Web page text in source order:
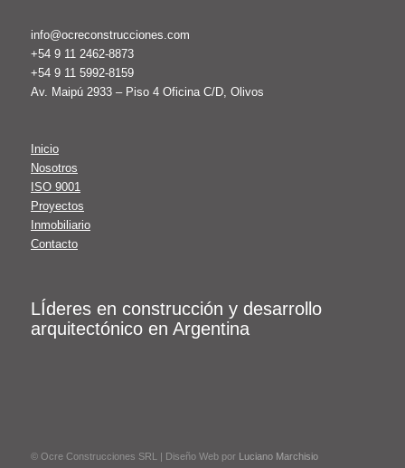
info@ocreconstrucciones.com
+54 9 11 2462-8873
+54 9 11 5992-8159
Av. Maipú 2933 – Piso 4 Oficina C/D, Olivos
Inicio
Nosotros
ISO 9001
Proyectos
Inmobiliario
Contacto
LÍderes en construcción y desarrollo
arquitectónico en Argentina
© Ocre Construcciones SRL | Diseño Web por Luciano Marchisio